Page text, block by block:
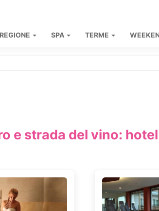
SPA TERME
e strada del vino: